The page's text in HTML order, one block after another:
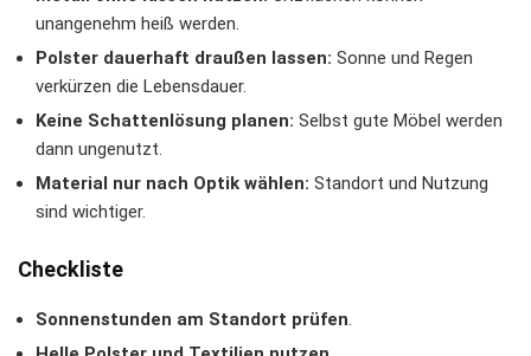
unangenehm heiß werden.
Polster dauerhaft draußen lassen: Sonne und Regen
verkürzen die Lebensdauer.
Keine Schattenlösung planen: Selbst gute Möbel werden
dann ungenutzt.
Material nur nach Optik wählen: Standort und Nutzung
sind wichtiger.
Checkliste
Sonnenstunden am Standort prüfen.